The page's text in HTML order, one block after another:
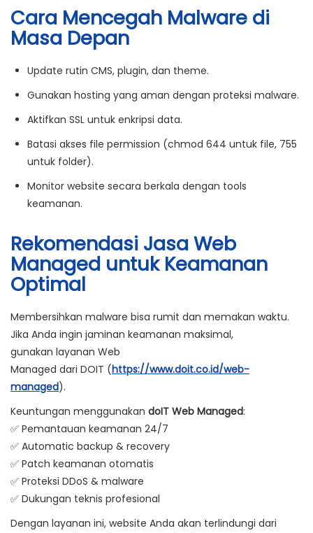
Cara Mencegah Malware di
Masa Depan
Update rutin CMS, plugin, dan theme.
Gunakan hosting yang aman dengan proteksi malware.
Aktifkan SSL untuk enkripsi data.
Batasi akses file permission (chmod 644 untuk file, 755
untuk folder).
Monitor website secara berkala dengan tools
keamanan.
Rekomendasi Jasa Web
Managed untuk Keamanan
Optimal
Membersihkan malware bisa rumit dan memakan waktu.
Jika Anda ingin jaminan keamanan maksimal,
gunakan layanan Web
Managed dari DOIT (https://www.doit.co.id/web-
managed).
Keuntungan menggunakan doIT Web Managed:
✅ Pemantauan keamanan 24/7
✅ Automatic backup & recovery
✅ Patch keamanan otomatis
✅ Proteksi DDoS & malware
✅ Dukungan teknis profesional
Dengan layanan ini, website Anda akan terlindungi dari